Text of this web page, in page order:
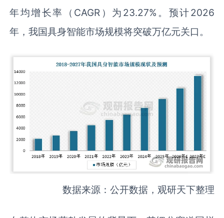
年均增长率（CAGR）为23.27%。预计2026
年，我国具身智能市场规模将突破万亿元关口。
数据来源：公开数据，观研天下整理